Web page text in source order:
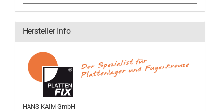
Hersteller Info
HANS KAIM GmbH